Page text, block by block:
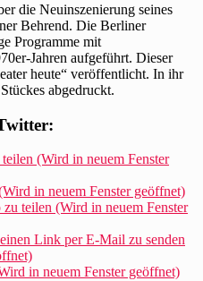
die Neuinszenierung seines
Behrend. Die Berliner
Programme mit
Jahren aufgeführt. Dieser
heute“ veröffentlicht. In ihr
abgedruckt.
(Wird in neuem Fenster
in neuem Fenster geöffnet)
teilen (Wird in neuem Fenster
Link per E-Mail zu senden
in neuem Fenster geöffnet)